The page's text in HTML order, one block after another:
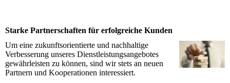
Starke Partnerschaften für erfolgreiche Kunden
Um eine zukunftsorientierte und nachhaltige
Verbesserung unseres Dienstleistungsangebotes
gewährleisten zu können, sind wir stets an neuen
Partnern und Kooperationen interessiert.